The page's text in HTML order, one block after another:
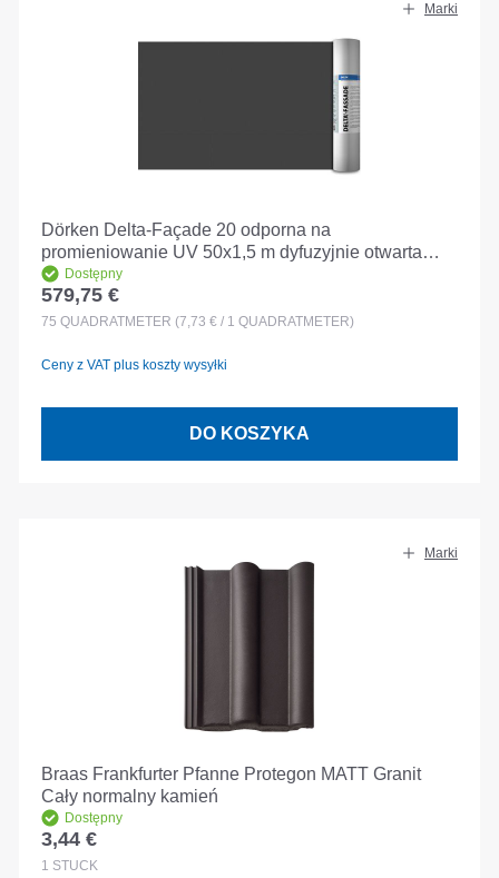
Marki
Dörken Delta-Façade 20 odporna na
promieniowanie UV 50x1,5 m dyfuzyjnie otwarta
membrana izolacyjna
Dostępny
Cena regularna:
579,75 €
75 QUADRATMETER (7,73 € / 1 QUADRATMETER)
Ceny z VAT plus koszty wysyłki
DO KOSZYKA
Marki
Braas Frankfurter Pfanne Protegon MATT Granit
Cały normalny kamień
Dostępny
Cena regularna:
3,44 €
1 STÜCK